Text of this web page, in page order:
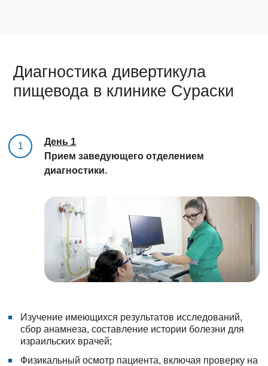
Диагностика дивертикула
пищевода в клинике Сураски
1
День 1
Прием заведующего отделением
диагностики.
Изучение имеющихся результатов исследований,
сбор анамнеза, составление истории болезни для
израильских врачей;
Физикальный осмотр пациента, включая проверку на